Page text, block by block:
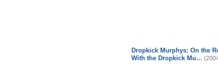
Dropkick Murphys: On the
With the Dropkick Mu…